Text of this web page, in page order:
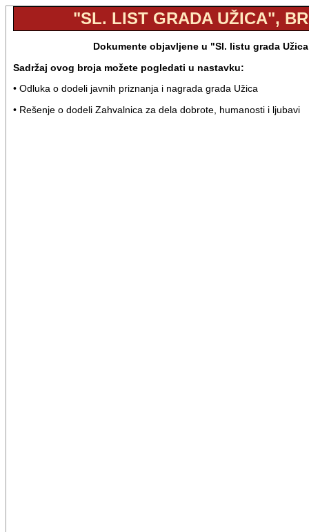
"SL. LIST GRADA UŽICA",
Dokumente objavljene u "Sl. listu grada
Sadržaj ovog broja možete pogledati u nastavku:
• Odluka o dodeli javnih priznanja i nagrada grada Užica
• Rešenje o dodeli Zahvalnica za dela dobrote, humanosti i ljubavi